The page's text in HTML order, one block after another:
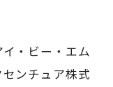
・ビー・エム
ンチュア株式